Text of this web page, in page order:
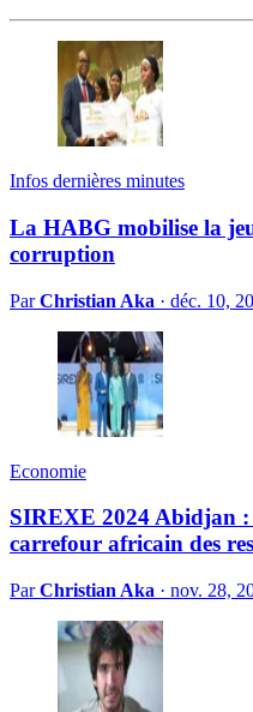
Infos dernières minutes
La HABG mobilise la
corruption
ParChristian Aka · déc. 10,
Economie
SIREXE 2024 Abidjan :
carrefour africain des
ParChristian Aka · nov. 28,